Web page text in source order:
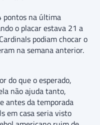
pontos na última
o placar estava 21 a
podiam chocar o
na semana anterior.
do que o esperado,
não ajuda tanto,
antes da temporada
em casa seria visto